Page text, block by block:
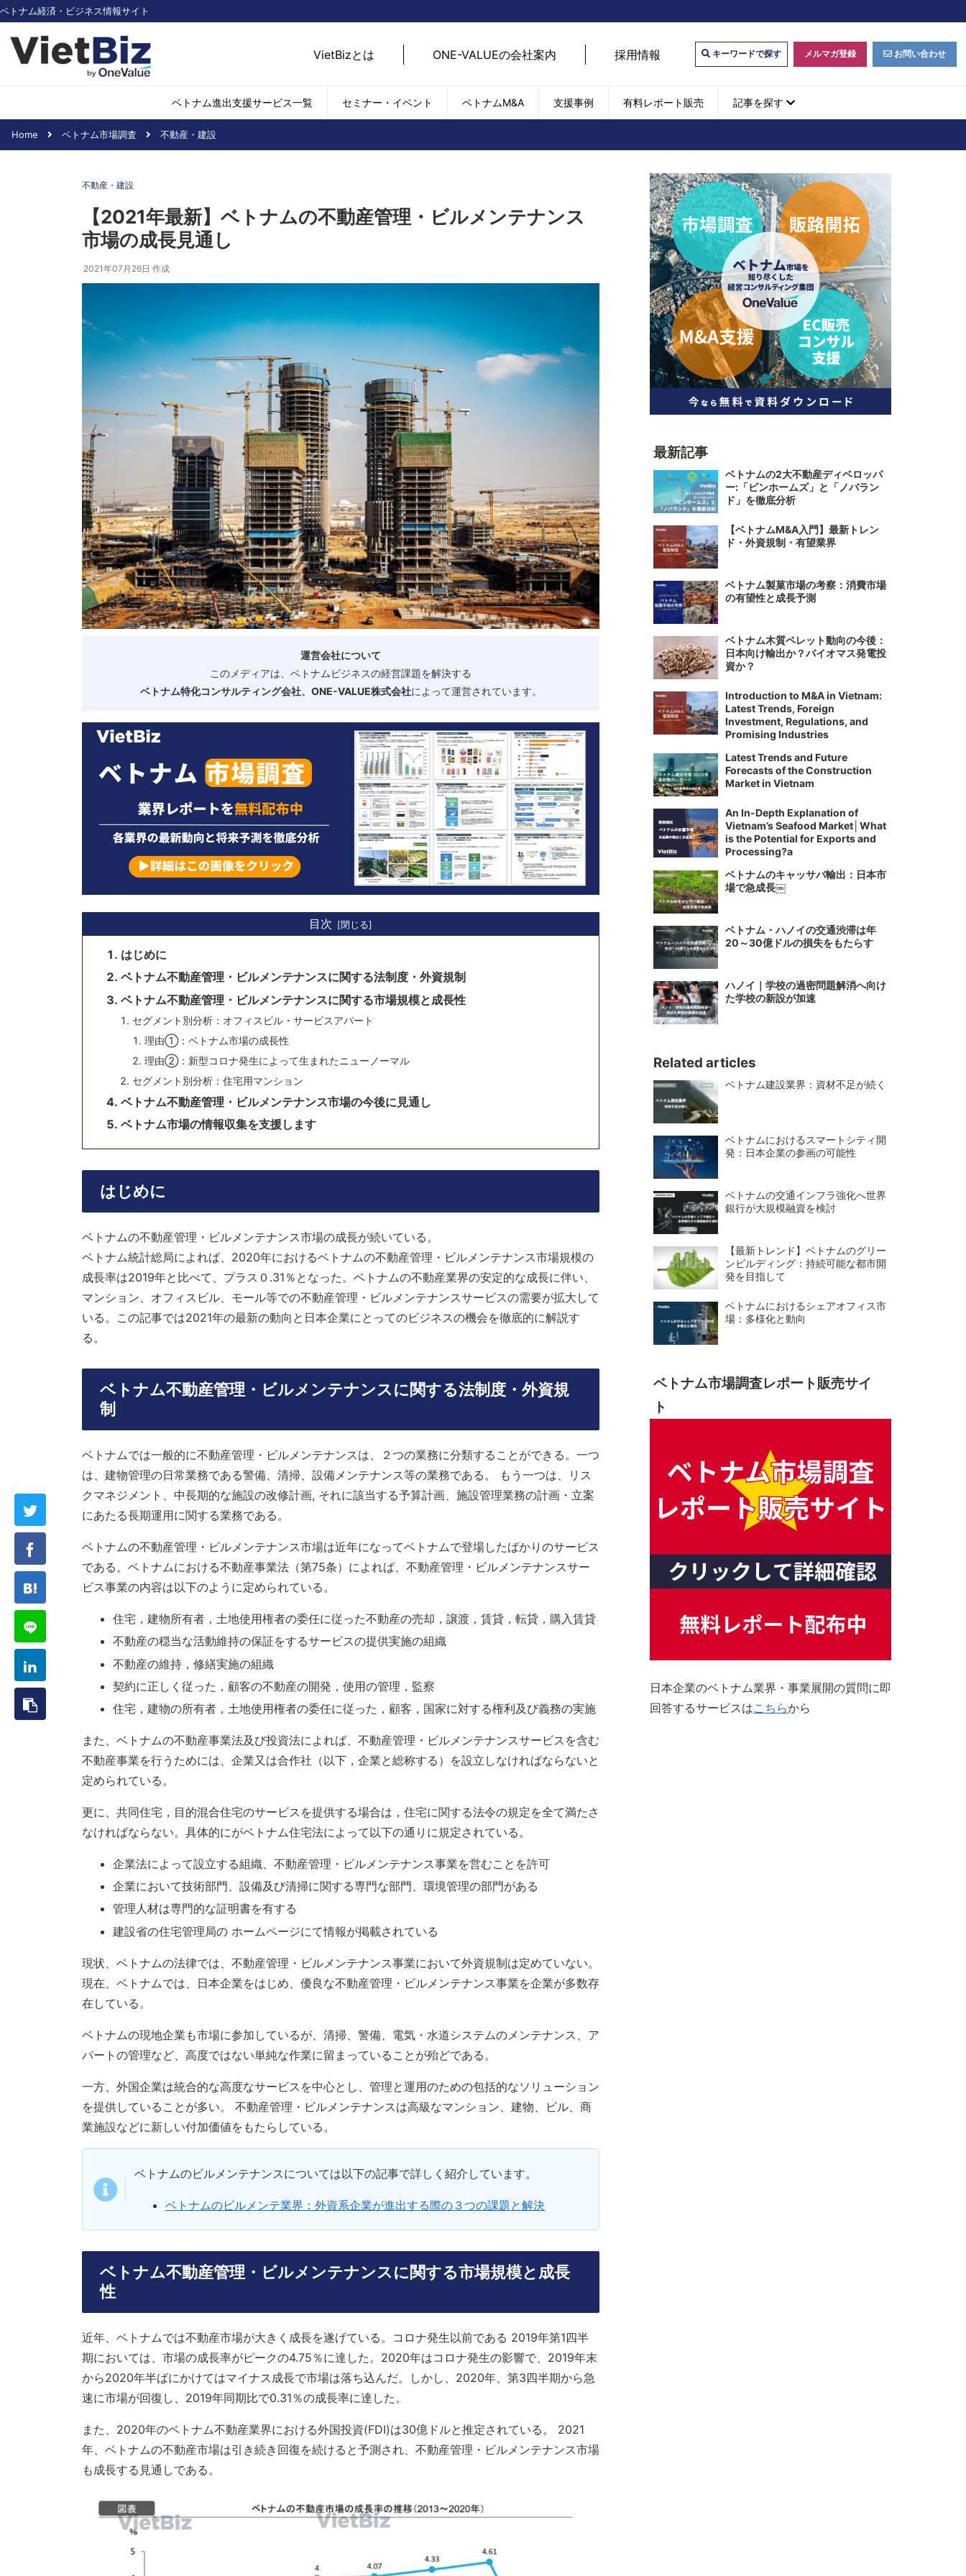
ベトナム経済・ビジネス情報サイト
VietBizとは ONE-VALUEの会社案内 採用情報 キーワードで探す メルマガ登録 お問い合わせ
ベトナム進出支援サービス一覧 セミナー・イベント ベトナムM&A 支援事例 有料レポート販売 記事を探す
日用消費・小売
デジタル経済・IT
アパレル
化学・素材
SDGs・ESG
外国直接投資（FDI）
現地パートナー探索
デジタルマーケティング・
web広告
M&A動向
ベトナム企業買収・出資
ベトナム進出
会社設立
外資規制
財務・会計
税制
補助金・助成金
ベトナム企業
ベトナム企業動向
スタートアップ企業
ベトナム人材
特定技能
高度人材・エンジニア
ベトナム一般概況
ベトナムでの生活
文化・社会
政治
ベトナムで働く・仕事 ベトナム業界地図
Home ベトナム市場調査 不動産・建設
不動産・建設
【2021年最新】ベトナムの不動産管理・ビルメンテナンス
市場の成長見通し
2021年07月26日 作成
運営会社について
このメディアは、ベトナムビジネスの経営課題を解決する
ベトナム特化コンサルティング会社、ONE-VALUE株式会社によって運営されています。
目次
はじめに
ベトナム不動産管理・ビルメンテナンスに関する法制度・外資規制
ベトナム不動産管理・ビルメンテナンスに関する市場規模と成長性
セグメント別分析：オフィスビル・サービスアパート
理由①：ベトナム市場の成長性
理由②：新型コロナ発生によって生まれたニューノーマル
セグメント別分析：住宅用マンション
ベトナム不動産管理・ビルメンテナンス市場の今後に見通し
ベトナム市場の情報収集を支援します
はじめに
ベトナムの不動産管理・ビルメンテナンス市場の成長が続いている。
ベトナム統計総局によれば、2020年におけるベトナムの不動産管理・ビルメンテナンス市場規模の
成長率は2019年と比べて、プラス０.31％となった。ベトナムの不動産業界の安定的な成長に伴い、
マンション、オフィスビル、モール等での不動産管理・ビルメンテナンスサービスの需要が拡大して
いる。この記事では2021年の最新の動向と日本企業にとってのビジネスの機会を徹底的に解説す
る。
ベトナム不動産管理・ビルメンテナンスに関する法制度・外資規
制
ベトナムでは一般的に不動産管理・ビルメンテナンスは、２つの業務に分類することができる。一つ
は、建物管理の日常業務である警備、清掃、設備メンテナンス等の業務である。 もう一つは、リス
クマネジメント、中長期的な施設の改修計画, それに該当する予算計画、施設管理業務の計画・立案
にあたる長期運用に関する業務である。
ベトナムの不動産管理・ビルメンテナンス市場は近年になってベトナムで登場したばかりのサービス
である。ベトナムにおける不動産事業法（第75条）によれば、不動産管理・ビルメンテナンスサー
ビス事業の内容は以下のように定められている。
住宅，建物所有者，土地使用権者の委任に従った不動産の売却，譲渡，賃貸，転貸，購入賃貸
不動産の穏当な活動維持の保証をするサービスの提供実施の組織
不動産の維持，修繕実施の組織
契約に正しく従った，顧客の不動産の開発，使用の管理，監察
住宅，建物の所有者，土地使用権者の委任に従った，顧客，国家に対する権利及び義務の実施
また、ベトナムの不動産事業法及び投資法によれば、不動産管理・ビルメンテナンスサービスを含む
不動産事業を行うためには、企業又は合作社（以下，企業と総称する）を設立しなければならないと
定められている。
更に、共同住宅，目的混合住宅のサービスを提供する場合は，住宅に関する法令の規定を全て満たさ
なければならない。具体的にがベトナム住宅法によって以下の通りに規定されている。
企業法によって設立する組織、不動産管理・ビルメンテナンス事業を営むことを許可
企業において技術部門、設備及び清掃に関する専門な部門、環境管理の部門がある
管理人材は専門的な証明書を有する
建設省の住宅管理局の ホームページにて情報が掲載されている
現状、ベトナムの法律では、不動産管理・ビルメンテナンス事業において外資規制は定めていない。
現在、ベトナムでは、日本企業をはじめ、優良な不動産管理・ビルメンテナンス事業を企業が多数存
在している。
ベトナムの現地企業も市場に参加しているが、清掃、警備、電気・水道システムのメンテナンス、ア
パートの管理など、高度ではない単純な作業に留まっていることが殆どである。
一方、外国企業は統合的な高度なサービスを中心とし、管理と運用のための包括的なソリューション
を提供していることが多い。 不動産管理・ビルメンテナンスは高級なマンション、建物、ビル、商
業施設などに新しい付加価値をもたらしている。
ベトナムのビルメンテナンスについては以下の記事で詳しく紹介しています。
ベトナムのビルメンテ業界：外資系企業が進出する際の３つの課題と解決
ベトナム不動産管理・ビルメンテナンスに関する市場規模と成長
性
近年、ベトナムでは不動産市場が大きく成長を遂げている。コロナ発生以前である 2019年第1四半
期においては、市場の成長率がピークの4.75％に達した。2020年はコロナ発生の影響で、2019年末
から2020年半ばにかけてはマイナス成長で市場は落ち込んだ。しかし、2020年、第3四半期から急
速に市場が回復し、2019年同期比で0.31％の成長率に達した。
また、2020年のベトナム不動産業界における外国投資(FDI)は30億ドルと推定されている。 2021
年、ベトナムの不動産市場は引き続き回復を続けると予測され、不動産管理・ビルメンテナンス市場
も成長する見通しである。
最新記事
ベトナムの2大不動産ディベロッパ
ー:「ビンホームズ」と「ノバラン
ド」を徹底分析
【ベトナムM&A入門】最新トレン
ド・外資規制・有望業界
ベトナム製菓市場の考察：消費市場
の有望性と成長予測
ベトナム木質ペレット動向の今後：
日本向け輸出か？バイオマス発電投
資か？
Introduction to M&A in Vietnam:
Latest Trends, Foreign
Investment, Regulations, and
Promising Industries
Latest Trends and Future
Forecasts of the Construction
Market in Vietnam
An In-Depth Explanation of
Vietnam’s Seafood Market│What
is the Potential for Exports and
Processing?a
ベトナムのキャッサバ輸出：日本市
場で急成長￼
ベトナム・ハノイの交通渋滞は年
20～30億ドルの損失をもたらす
ハノイ｜学校の過密問題解消へ向け
た学校の新設が加速
Related articles
ベトナム建設業界：資材不足が続く
ベトナムにおけるスマートシティ開
発：日本企業の参画の可能性
ベトナムの交通インフラ強化へ世界
銀行が大規模融資を検討
【最新トレンド】ベトナムのグリー
ンビルディング：持続可能な都市開
発を目指して
ベトナムにおけるシェアオフィス市
場：多様化と動向
ベトナム市場調査レポート販売サイ
ト
日本企業のベトナム業界・事業展開の質問に即
回答するサービスはこちらから